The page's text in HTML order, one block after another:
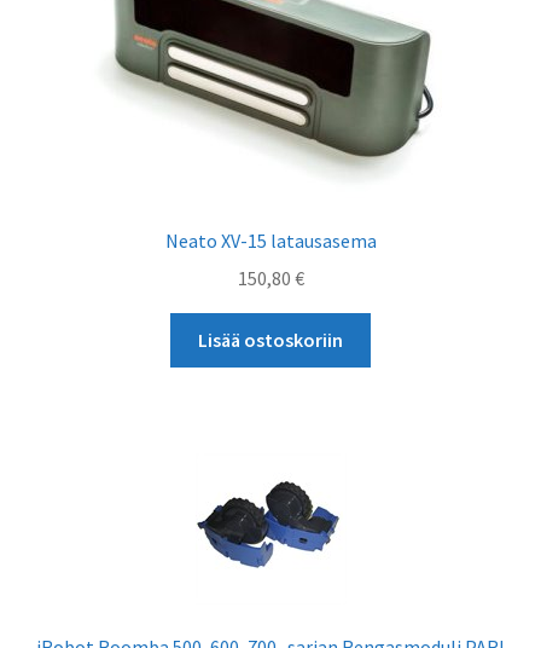
Neato XV-15 latausasema
150,80 €
Lisää ostoskoriin